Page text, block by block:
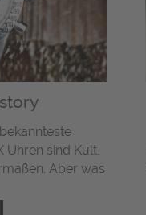
Uhren sind Kult,
Aber was